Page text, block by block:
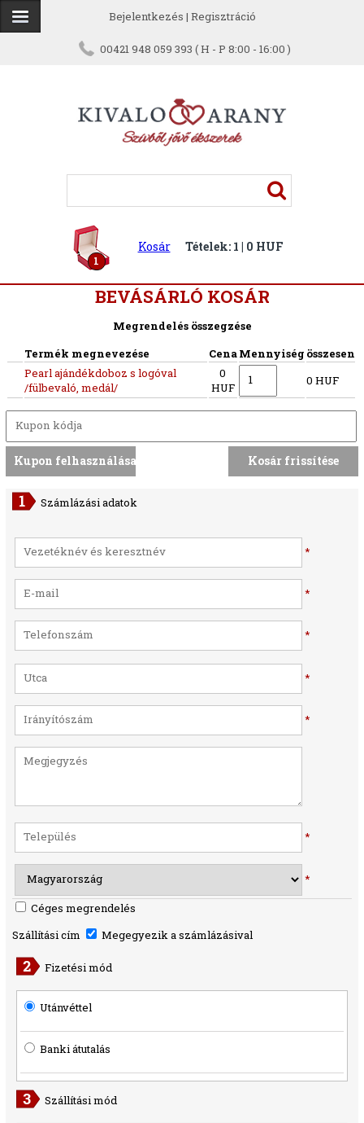
Bejelentkezés | Regisztráció
00421 948 059 393 ( H - P 8:00 - 16:00 )
1
Kosár Tételek: 1 | 0 HUF
BEVÁSÁRLÓ KOSÁR
Megrendelés összegzése
Termék megnevezése
CenaMennyiség összesen
Pearl ajándékdoboz s logóval
/fülbevaló, medál/
0
HUF
0 HUF
Számlázási adatok
*
*
*
*
*
*
*
Céges megrendelés
Szállítási cím
Megegyezik a számlázásival
Fizetési mód
Utánvéttel
Banki átutalás
Szállítási mód